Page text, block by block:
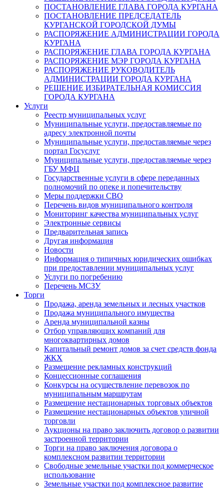
ПОСТАНОВЛЕНИЕ ГЛАВА ГОРОДА КУРГАНА
ПОСТАНОВЛЕНИЕ ПРЕДСЕДАТЕЛЬ
КУРГАНСКОЙ ГОРОДСКОЙ ДУМЫ
РАСПОРЯЖЕНИЕ АДМИНИСТРАЦИИ ГОРОДА
КУРГАНА
РАСПОРЯЖЕНИЕ ГЛАВА ГОРОДА КУРГАНА
РАСПОРЯЖЕНИЕ МЭР ГОРОДА КУРГАНА
РАСПОРЯЖЕНИЕ РУКОВОДИТЕЛЬ
АДМИНИСТРАЦИИ ГОРОДА КУРГАНА
РЕШЕНИЕ ИЗБИРАТЕЛЬНАЯ КОМИССИЯ
ГОРОДА КУРГАНА
Услуги
Реестр муниципальных услуг
Муниципальные услуги, предоставляемые по
адресу электронной почты
Муниципальные услуги, предоставляемые через
портал Госуслуг
Муниципальные услуги, предоставляемые через
ГБУ МФЦ
Государственные услуги в сфере переданных
полномочий по опеке и попечительству
Меры поддержки СВО
Перечень видов муниципального контроля
Мониторинг качества муниципальных услуг
Электронные сервисы
Предварительная запись
Другая информация
Новости
Информация о типичных юридических ошибках
при предоставлении муниципальных услуг
Услуги по погребению
Перечень МСЗУ
Торги
Продажа, аренда земельных и лесных участков
Продажа муниципального имущества
Аренда муниципальной казны
Отбор управляющих компаний для
многоквартирных домов
Капитальный ремонт домов за счет средств фонда
ЖКХ
Размещение рекламных конструкций
Концессионные соглашения
Конкурсы на осуществление перевозок по
муниципальным маршрутам
Размещение нестационарных торговых объектов
Размещение нестационарных объектов уличной
торговли
Аукционы на право заключить договор о развитии
застроенной территории
Торги на право заключения договора о
комплексном развитии территории
Свободные земельные участки под коммерческое
использование
Земельные участки под комплексное развитие